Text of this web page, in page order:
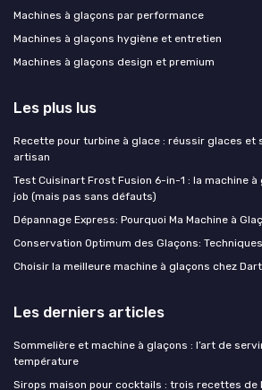
Machines à glaçons par performance
Machines à glaçons hygiène et entretien
Machines à glaçons design et premium
Les plus lus
Recette pour turbine à glace : réussir glaces et
artisan
Test Cuisinart Frost Fusion 6-in-1 : la machine
job (mais pas sans défauts)
Dépannage Express: Pourquoi Ma Machine à
Conservation Optimum des Glaçons:
Choisir la meilleure machine à glaçons chez
Les derniers articles
Sommelière et machine à glaçons : l’art de
température
Sirops maison pour cocktails : trois recettes de